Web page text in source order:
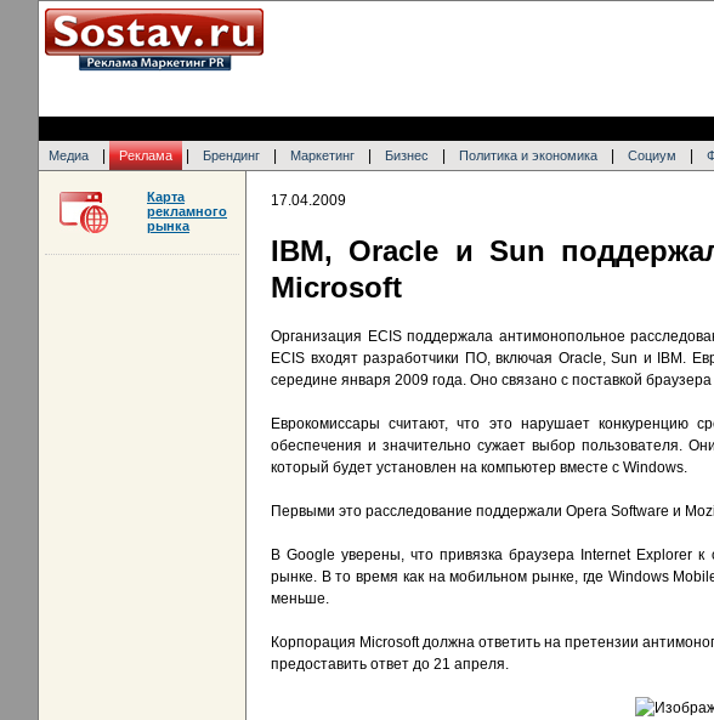
Медиа Реклама Брендинг Маркетинг Бизнес Политика и экономика Социум
17.04.2009
IBM, Oracle и Sun
Microsoft
Организация ECIS поддержала антимонопольное
ECIS входят разработчики ПО, включая Oracle, Sun и IBM.
середине января 2009 года. Оно связано с поставкой
Еврокомиссары считают, что это нарушает конкуренцию
обеспечения и значительно сужает выбор пользователя.
который будет установлен на компьютер вместе с Windows.
Первыми это расследование поддержали Opera Software и
В Google уверены, что привязка браузера Internet Explorer
рынке. В то время как на мобильном рынке, где Windows
меньше.
Корпорация Microsoft должна ответить на претензии
предоставить ответ до 21 апреля.
Карта
рекламного
рынка